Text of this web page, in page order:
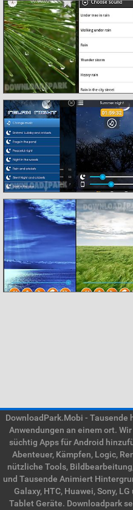
DownloadPark.Mobi - Tausende
Anwendungen an einem ort.
süchtig Apps für Android
Abenteuer, Kämpfen, Logic,
nützliche Tools,
und Tausende Animiert
Galaxy, HTC, Huawei, Sony,
Tablet Geräte. Downloadpark